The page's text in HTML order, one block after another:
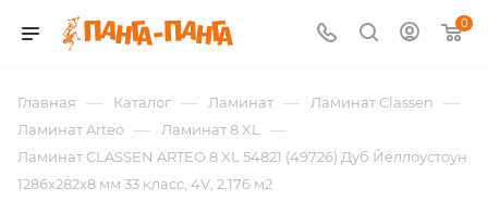
0
Главная — Каталог — Ламинат — Ламинат Classen —
Ламинат Arteo — Ламинат 8 XL —
Ламинат CLASSEN ARTEO 8 XL 54821 (49726) Дуб Йеллоустоун
1286х282х8 мм 33 класс, 4V, 2,176 м2